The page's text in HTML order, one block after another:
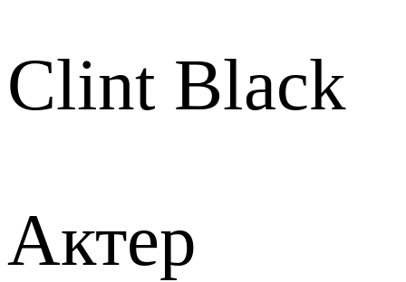
Clint Black
Актер